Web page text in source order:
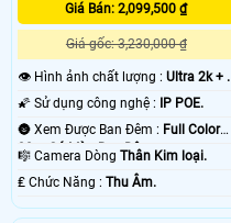
Giá Bán: 2,099,500 ₫
Giá gốc: 3,230,000 ₫
👁 Hình ảnh chất lượng : Ultra 2k + .
🌠 Sử dụng công nghệ :
IP POE.
🌚 Xem Được Ban Đêm : Full Color
30m Có Màu Ban Ðêm.
🎼️ Camera Dòng Thân Kim loại.
️₤ Chức Năng : Thu Âm.